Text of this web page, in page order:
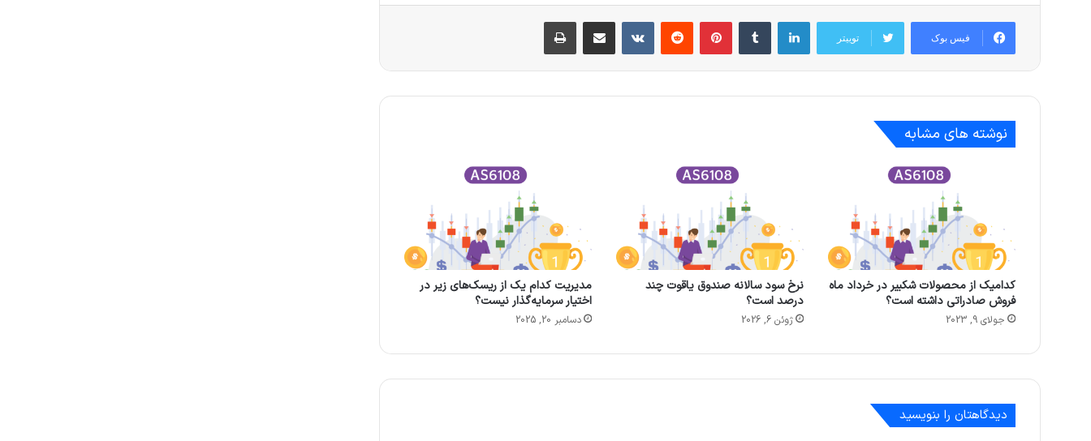
فیس بوک توییتر
لینکدین ‫تامبلر ‫پین‌ترست‫رددیت ‫VKontakteاشتراک گذاری از طریق ایمیل چاپ
نوشته های مشابه
کدامیک از محصولات شکبیر در خرداد ماه
فروش صادراتی داشته است؟
جولای 9, 2023
نرخ سود سالانه صندوق یاقوت چند
درصد است؟
ژوئن 6, 2026
مدیریت کدام یک از ریسک‌های زیر در
اختیار سرمایه‌گذار نیست؟
دسامبر 20, 2025
دیدگاهتان را بنویسید